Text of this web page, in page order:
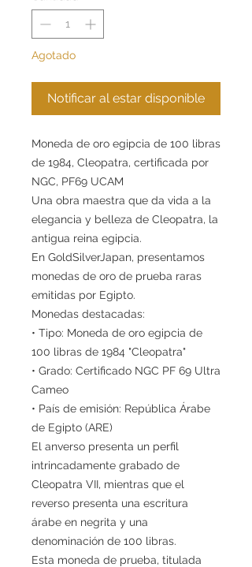
Agotado
Notificar al estar disponible
Moneda de oro egipcia de 100 libras
de 1984, Cleopatra, certificada por
NGC, PF69 UCAM
Una obra maestra que da vida a la
elegancia y belleza de Cleopatra, la
antigua reina egipcia.
En GoldSilverJapan, presentamos
monedas de oro de prueba raras
emitidas por Egipto.
Monedas destacadas:
• Tipo: Moneda de oro egipcia de
100 libras de 1984 "Cleopatra"
• Grado: Certificado NGC PF 69 Ultra
Cameo
• País de emisión: República Árabe
de Egipto (ARE)
El anverso presenta un perfil
intrincadamente grabado de
Cleopatra VII, mientras que el
reverso presenta una escritura
árabe en negrita y una
denominación de 100 libras.
Esta moneda de prueba, titulada